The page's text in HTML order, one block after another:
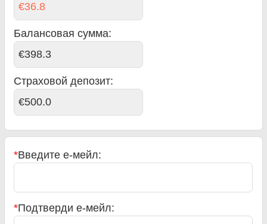
€36.8
Балансовая сумма:
€398.3
Страховой депозит:
€500.0
*Введите е-мейл:
*Подтверди е-мейл: